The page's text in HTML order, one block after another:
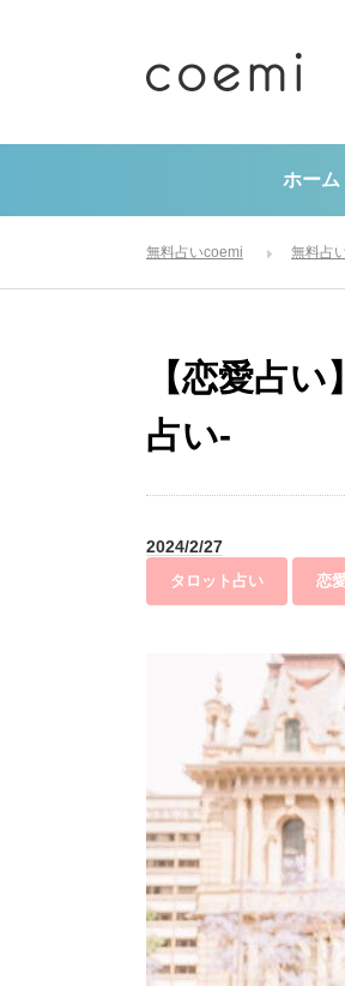
ホーム
無料占いcoemi 無料占
【恋愛占
占い-
2024/2/27
タロット占い 恋